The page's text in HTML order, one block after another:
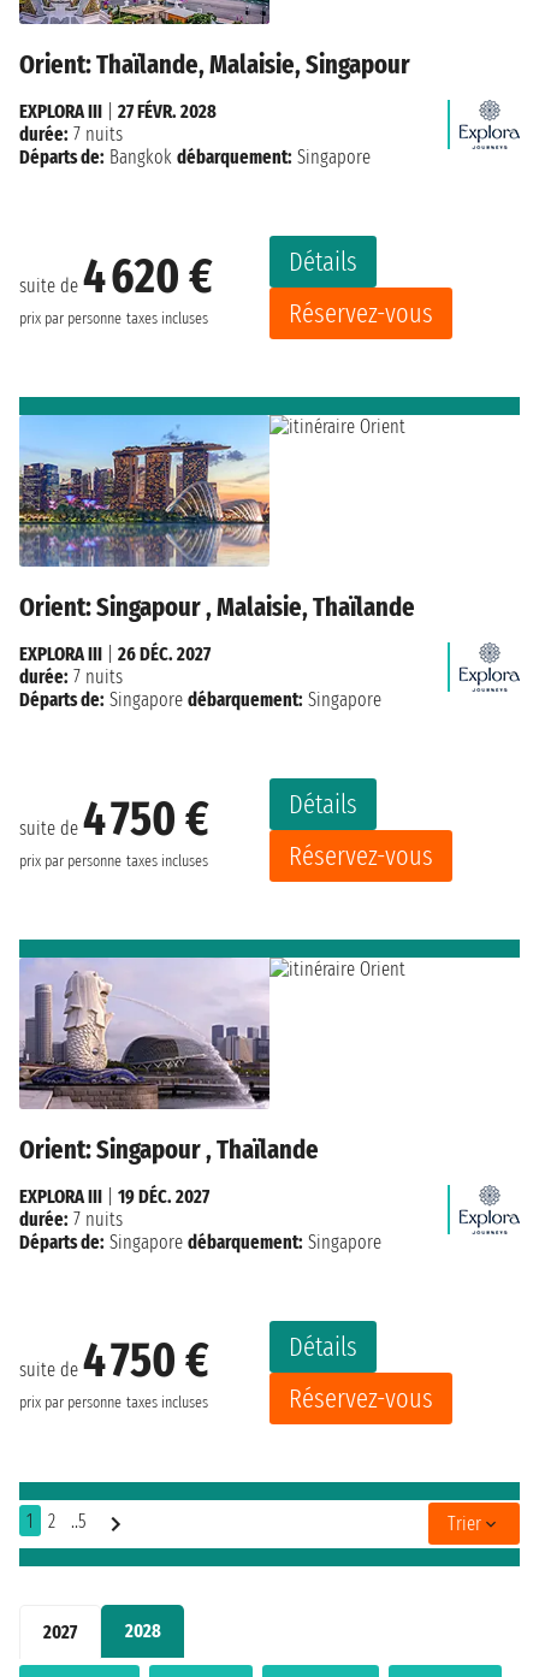
2027 2028
Orient: Thaïlande, Malaisie, Singapour
suite de 4 620 €
prix par personne taxes incluses
Détails
Réservez-vous
EXPLORA III
27 FÉVR. 2028
durée: 7 nuits
Départs de: Bangkok débarquement: Singapore
Orient: Singapour , Malaisie, Thaïlande
suite de 4 750 €
prix par personne taxes incluses
Détails
Réservez-vous
EXPLORA III
26 DÉC. 2027
durée: 7 nuits
Départs de: Singapore débarquement: Singapore
Orient: Singapour , Thaïlande
suite de 4 750 €
prix par personne taxes incluses
Détails
Réservez-vous
EXPLORA III
19 DÉC. 2027
durée: 7 nuits
Départs de: Singapore débarquement: Singapore
1 2 ..5 Trier